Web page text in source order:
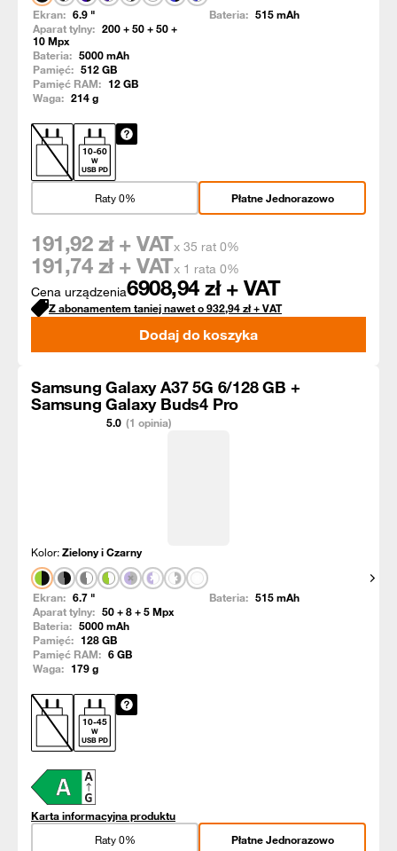
Ekran: 6.9 "
Aparat tylny: 200 + 50 + 50 +
10Mpx
Bateria: 5000mAh
Pamięć: 512GB
Pamięć RAM: 12GB
Waga: 214g
10-60
W
USB PD
Bateria: 515mAh
Płatne Jednorazowo
Raty 0%
Cena urządzenia6908,94 zł + VAT
191,92 zł + VATx 35 rat 0%
191,74 zł + VATx 1 rata 0%
Z abonamentem taniej nawet o932,94zł+ VAT
Dodaj do koszyka
Samsung Galaxy A37 5G 6/128 GB +
Samsung Galaxy Buds4 Pro
5.0 (1 opinia)
Kolor:Zielony i Czarny
Ekran: 6.7 "
Aparat tylny: 50 + 8 + 5Mpx
Bateria: 5000mAh
Pamięć: 128GB
Pamięć RAM: 6GB
Waga: 179g
10-45
W
USB PD
Karta informacyjna produktu
Bateria: 515mAh
Płatne Jednorazowo
Raty 0%